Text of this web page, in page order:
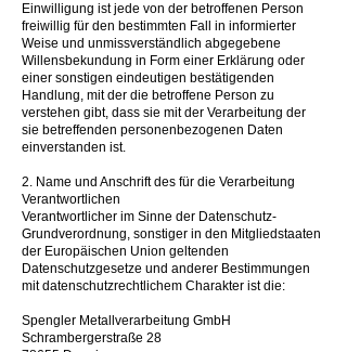
Einwilligung ist jede von der betroffenen Person
freiwillig für den bestimmten Fall in informierter
Weise und unmissverständlich abgegebene
Willensbekundung in Form einer Erklärung oder
einer sonstigen eindeutigen bestätigenden
Handlung, mit der die betroffene Person zu
verstehen gibt, dass sie mit der Verarbeitung der
sie betreffenden personenbezogenen Daten
einverstanden ist.
2. Name und Anschrift des für die Verarbeitung
Verantwortlichen
Verantwortlicher im Sinne der Datenschutz-
Grundverordnung, sonstiger in den Mitgliedstaaten
der Europäischen Union geltenden
Datenschutzgesetze und anderer Bestimmungen
mit datenschutzrechtlichem Charakter ist die:
Spengler Metallverarbeitung GmbH
Schrambergerstraße 28